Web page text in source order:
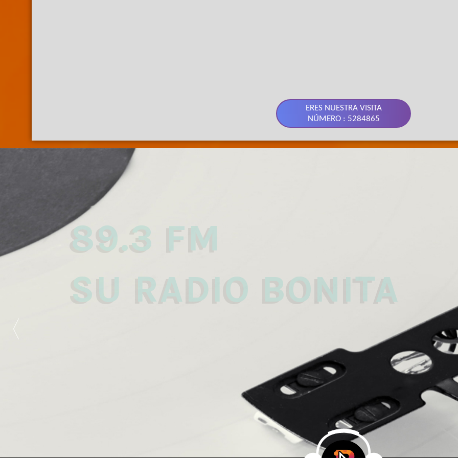
ERES NUESTRA VISITA
NÚMERO : 5284865
89.3 FM
SU RADIO BONITA